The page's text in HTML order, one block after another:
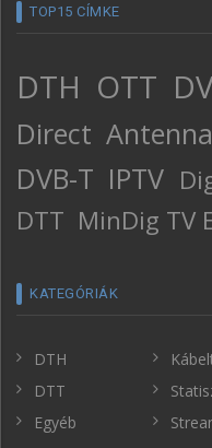
TOP15 CÍMKE
DTH OTT
Direct
DVB-T IPTV
DTT MinDig TV
KATEGÓRIÁK
DTH
DTT
Egyéb